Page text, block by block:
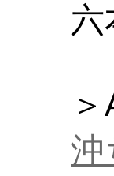
六
沖